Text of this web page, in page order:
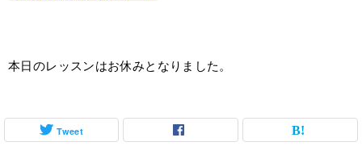
本日のレッスンはお休みとなりました。
Tweet